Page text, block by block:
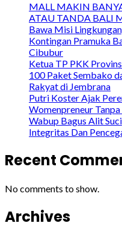
MALL MAKIN
ATAU TANDA BALI
Bawa Misi
Kontingan Pramuka
Cibubur
Ketua TP PKK
100 Paket Sembako
Rakyat di Jembrana
Putri Koster Ajak
Womenpreneur
Wabup Bagus Alit
Integritas Dan
Recent
No comments to show.
Archives